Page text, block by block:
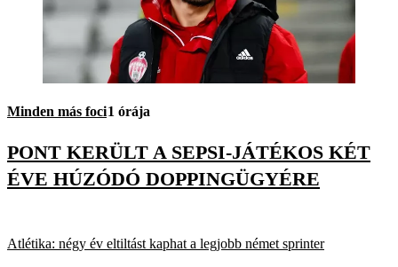
Minden más foci1 órája
PONT KERÜLT A SEPSI-JÁTÉKOS KÉT
ÉVE HÚZÓDÓ DOPPINGÜGYÉRE
Atlétika: négy év eltiltást kaphat a legjobb német sprinter